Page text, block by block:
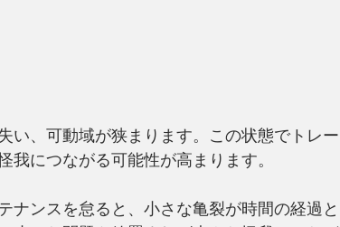
い、可動域が狭まります。この状態でトレー
につながる可能性が高まります。
ナンスを怠ると、小さな亀裂が時間の経過と